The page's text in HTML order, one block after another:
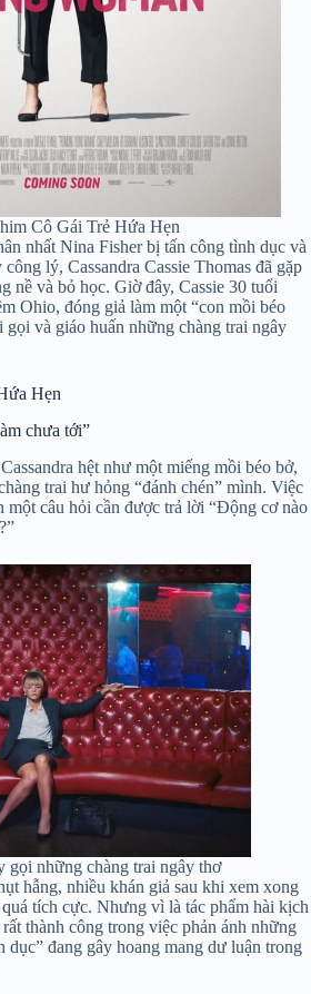
Cô Gái Trẻ Hứa Hẹn
nhất Nina Fisher bị tấn công tình dục và
lý, Cassandra Cassie Thomas đã gặp
nề và bỏ học. Giờ đây, Cassie 30 tuổi
Ohio, đóng giả làm một “con mồi béo
gọi và giáo huấn những chàng trai ngây
Hẹn
chưa tới”
hệt như một miếng mồi béo bở,
trai hư hỏng “đánh chén” mình. Việc
một câu hỏi cần được trả lời “Động cơ nào
gọi những chàng trai ngây thơ
hẫng, nhiều khán giả sau khi xem xong
tích cực. Nhưng vì là tác phẩm hài kịch
thành công trong việc phản ánh những
dục” đang gây hoang mang dư luận trong